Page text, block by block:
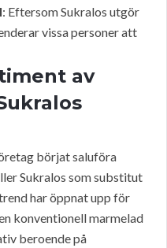
: Eftersom Sukralos utgör
vissa personer att
av
börjat saluföra
Sukralos som substitut
har öppnat upp för
konventionell marmelad
beroende på